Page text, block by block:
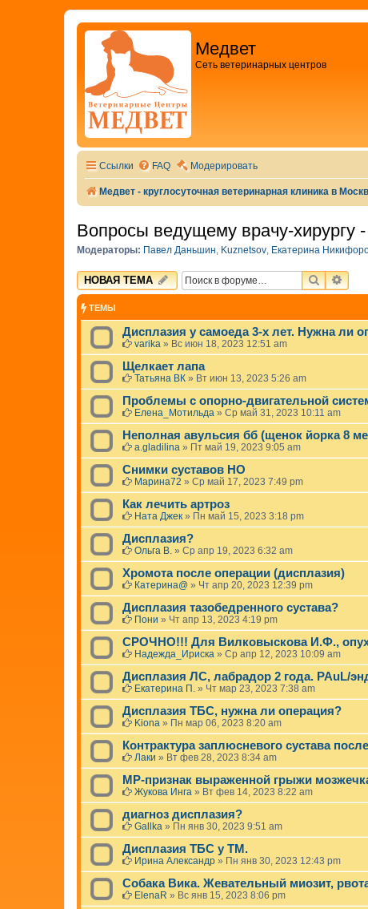
Медвет
Сеть ветеринарных центров
Ссылки FAQ Модерировать
Медвет - круглосуточная ветеринарная клиника в
Вопросы ведущему врачу-хирургу
Модераторы: Павел Даньшин, Kuznetsov, Екатерина
НОВАЯ ТЕМА ПОИСК
ТЕМЫ
Дисплазия у самоеда 3-х лет. Нужна ли
varika » Вс июн 18, 2023 12:51 am
Щелкает лапа
Татьяна ВК » Вт июн 13, 2023 5:26 am
Проблемы с опорно-двигательной
Елена_Мотильда » Ср май 31, 2023 10:11 am
Неполная авульсия бб (щенок йорка 8
a.gladilina » Пт май 19, 2023 9:05 am
Снимки суставов НО
Марина72 » Ср май 17, 2023 7:49 pm
Как лечить артроз
Ната Джек » Пн май 15, 2023 3:18 pm
Дисплазия?
Ольга В. » Ср апр 19, 2023 6:32 am
Хромота после операции (дисплазия)
Катерина@ » Чт апр 20, 2023 12:39 pm
Дисплазия тазобедренного сустава?
Пони » Чт апр 13, 2023 4:19 pm
СРОЧНО!!! Для Вилковыскова И.Ф.,
Надежда_Ириска » Ср апр 12, 2023 10:09 am
Дисплазия ЛС, лабрадор 2 года. PAuL/
Екатерина П. » Чт мар 23, 2023 7:38 am
Дисплазия ТБС, нужна ли операция?
Kiona » Пн мар 06, 2023 8:20 am
Контрактура заплюсневого сустава
Лаки » Вт фев 28, 2023 8:34 am
МР-признак выраженной грыжи
Жукова Инга » Вт фев 14, 2023 8:22 am
диагноз дисплазия?
Gallka » Пн янв 30, 2023 9:51 am
Дисплазия ТБС у ТМ.
Ирина Александр » Пн янв 30, 2023 12:43 pm
Собака Вика. Жевательный миозит,
ElenaR » Вс янв 15, 2023 8:06 pm